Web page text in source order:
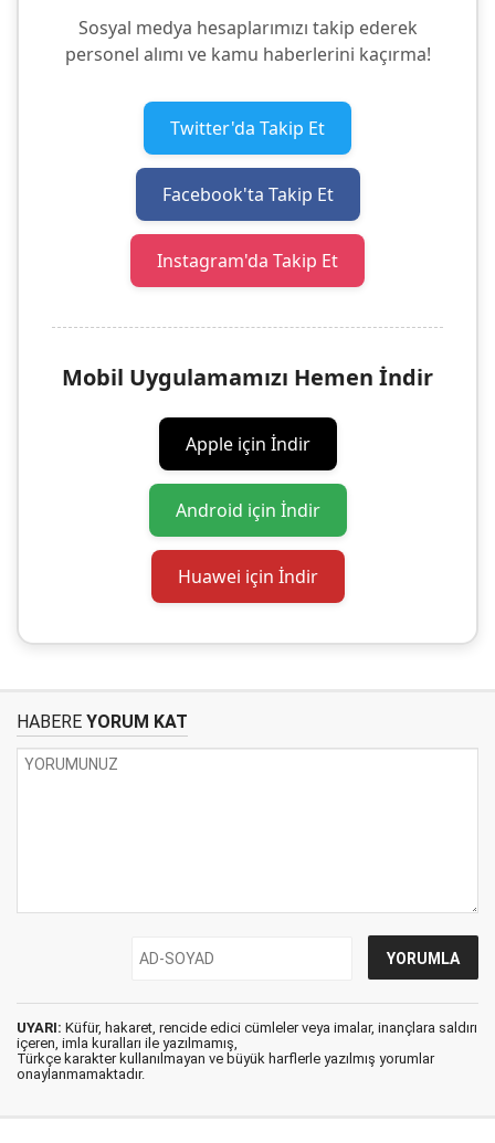
Sosyal medya hesaplarımızı takip ederek
personel alımı ve kamu haberlerini kaçırma!
Twitter'da Takip Et
Facebook'ta Takip Et
Instagram'da Takip Et
Mobil Uygulamamızı Hemen İndir
Apple için İndir
Android için İndir
Huawei için İndir
HABERE YORUM KAT
UYARI: Küfür, hakaret, rencide edici cümleler veya imalar, inançlara saldırı
içeren, imla kuralları ile yazılmamış,
Türkçe karakter kullanılmayan ve büyük harflerle yazılmış yorumlar
onaylanmamaktadır.